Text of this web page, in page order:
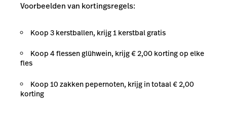
Voorbeelden van kortingsregels:
Koop 3 kerstballen, krijg 1 kerstbal gratis
Koop 4 flessen glühwein, krijg € 2,00 korting op elke
fles
Koop 10 zakken pepernoten, krijg in totaal € 2,00
korting